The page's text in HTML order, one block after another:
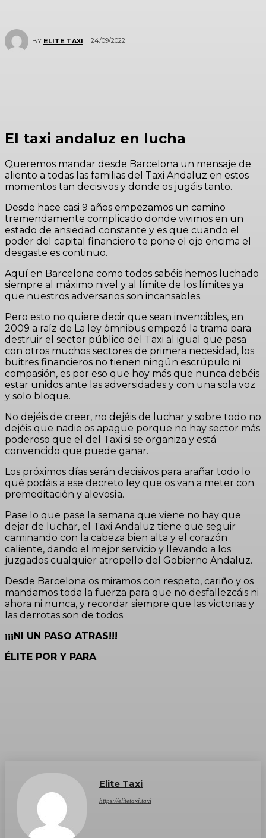
BY ELITE TAXI 24/09/2022
El taxi andaluz en lucha
Queremos mandar desde Barcelona un mensaje de
aliento a todas las familias del Taxi Andaluz en estos
momentos tan decisivos y donde os jugáis tanto.
Desde hace casi 9 años empezamos un camino
tremendamente complicado donde vivimos en un
estado de ansiedad constante y es que cuando el
poder del capital financiero te pone el ojo encima el
desgaste es continuo.
Aquí en Barcelona como todos sabéis hemos luchado
siempre al máximo nivel y al límite de los límites ya
que nuestros adversarios son incansables.
Pero esto no quiere decir que sean invencibles, en
2009 a raíz de La ley ómnibus empezó la trama para
destruir el sector público del Taxi al igual que pasa
con otros muchos sectores de primera necesidad, los
buitres financieros no tienen ningún escrúpulo ni
compasión, es por eso que hoy más que nunca debéis
estar unidos ante las adversidades y con una sola voz
y solo bloque.
No dejéis de creer, no dejéis de luchar y sobre todo no
dejéis que nadie os apague porque no hay sector más
poderoso que el del Taxi si se organiza y está
convencido que puede ganar.
Los próximos días serán decisivos para arañar todo lo
qué podáis a ese decreto ley que os van a meter con
premeditación y alevosía.
Pase lo que pase la semana que viene no hay que
dejar de luchar, el Taxi Andaluz tiene que seguir
caminando con la cabeza bien alta y el corazón
caliente, dando el mejor servicio y llevando a los
juzgados cualquier atropello del Gobierno Andaluz.
Desde Barcelona os miramos con respeto, cariño y os
mandamos toda la fuerza para que no desfallezcáis ni
ahora ni nunca, y recordar siempre que las victorias y
las derrotas son de todos.
¡¡¡NI UN PASO ATRAS!!!
ÉLITE POR Y PARA
Elite Taxi
https://elitetaxi.taxi